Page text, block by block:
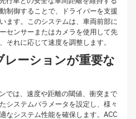
制御することで、ドライバーを支援
ます。このシステムは、車両前部に
センサーまたはカメラを使用して先
それに応じて速度を調整します。
レーションが重要な
では、速度や距離の閾値、衝突まで
システムパラメータを設定し、様々
なシステム性能を確保します。ACC